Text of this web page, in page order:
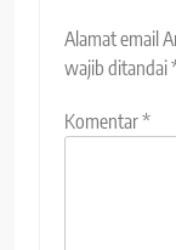
Alamat email
wajib ditandai
Komentar*